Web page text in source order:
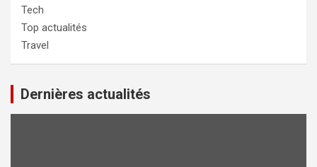
Tech
Top actualités
Travel
Dernières actualités